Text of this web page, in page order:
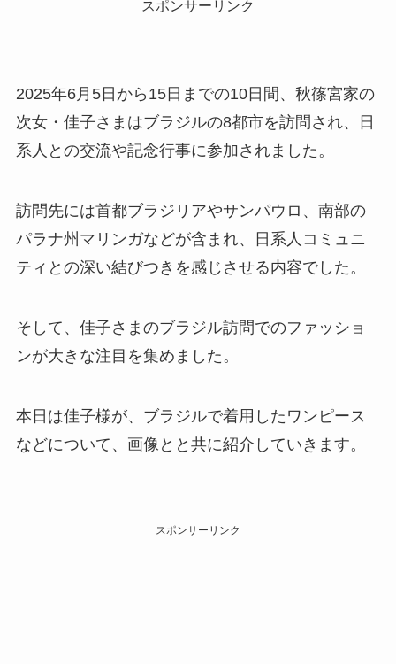
スポンサーリンク
2025年6月5日から15日までの10日間、秋篠宮家の
次女・佳子さまはブラジルの8都市を訪問され、日
系人との交流や記念行事に参加されました。
訪問先には首都ブラジリアやサンパウロ、南部の
パラナ州マリンガなどが含まれ、日系人コミュニ
ティとの深い結びつきを感じさせる内容でした。
そして、佳子さまのブラジル訪問でのファッショ
ンが大きな注目を集めました。
本日は佳子様が、ブラジルで着用したワンピース
などについて、画像とと共に紹介していきます。
スポンサーリンク